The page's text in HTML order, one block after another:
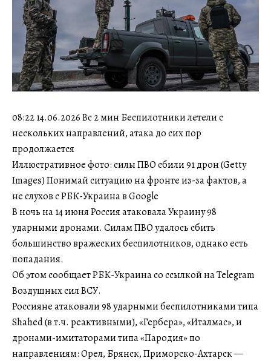
08:22 14.06.2026 Вс 2 мин Беспилотники летели с
нескольких направлений, атака до сих пор
продолжается
Иллюстративное фото: силы ПВО сбили 91 дрон (Getty
Images) Понимай ситуацию на фронте из-за фактов, а
не слухов с РБК-Украина в Google
В ночь на 14 июня Россия атаковала Украину 98
ударными дронами. Силам ПВО удалось сбить
большинство вражеских беспилотников, однако есть
попадания.
Об этом сообщает РБК-Украина со ссылкой на Telegram
Воздушных сил ВСУ.
Россияне атаковали 98 ударными беспилотниками типа
Shahed (в т.ч. реактивными), «Гербера», «Италмас», и
дронами-имитаторами типа «Пародия» по
направлениям: Орел, Брянск, Приморско-Ахтарск —